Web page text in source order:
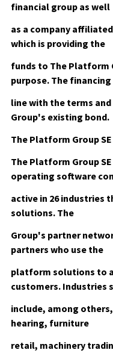
financial group as well
as a company
which is providing the
funds to The Platform
purpose. The financing
line with the terms
Group's existing bond.
The Platform Group SE
The Platform Group
operating software
active in 26 industries
solutions. The
Group's partner
partners who use the
platform solutions to
customers. Industries
include, among
hearing, furniture
retail, machinery